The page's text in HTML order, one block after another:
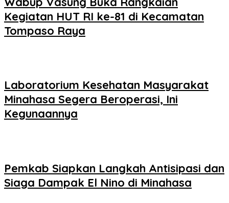
Kegiatan HUT RI ke-81 di Kecamatan
Tompaso Raya
Laboratorium Kesehatan Masyarakat
Minahasa Segera Beroperasi, Ini
Kegunaannya
Pemkab Siapkan Langkah Antisipasi dan
Siaga Dampak El Nino di Minahasa